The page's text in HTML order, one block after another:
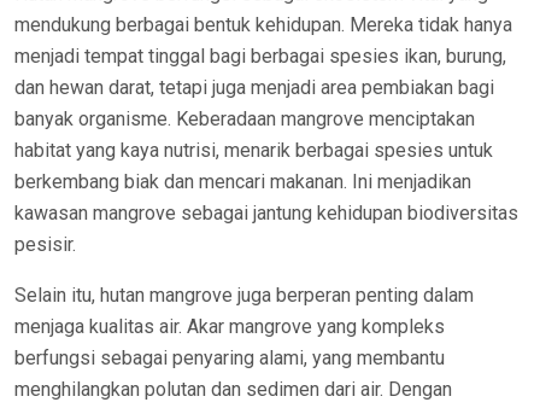
mendukung berbagai bentuk kehidupan. Mereka tidak hanya
menjadi tempat tinggal bagi berbagai spesies ikan, burung,
dan hewan darat, tetapi juga menjadi area pembiakan bagi
banyak organisme. Keberadaan mangrove menciptakan
habitat yang kaya nutrisi, menarik berbagai spesies untuk
berkembang biak dan mencari makanan. Ini menjadikan
kawasan mangrove sebagai jantung kehidupan biodiversitas
pesisir.
Selain itu, hutan mangrove juga berperan penting dalam
menjaga kualitas air. Akar mangrove yang kompleks
berfungsi sebagai penyaring alami, yang membantu
menghilangkan polutan dan sedimen dari air. Dengan